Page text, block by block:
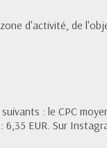
d'activité, de
: le CPC
EUR. Sur